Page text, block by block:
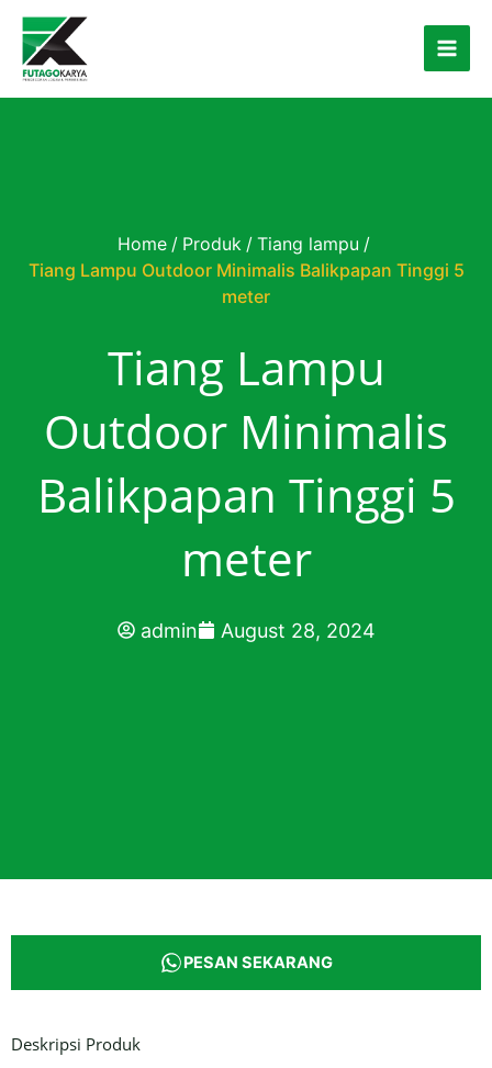
Skip to content
Home / Produk / Tiang lampu /
Tiang Lampu Outdoor Minimalis Balikpapan Tinggi 5
meter
Tiang Lampu
Outdoor Minimalis
Balikpapan Tinggi 5
meter
admin August 28, 2024
PESAN SEKARANG
Deskripsi Produk